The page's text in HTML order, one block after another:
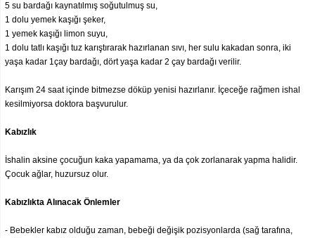
5 su bardağı kaynatılmış soğutulmuş su,
1 dolu yemek kaşığı şeker,
1 yemek kaşığı limon suyu,
1 dolu tatlı kaşığı tuz karıştırarak hazırlanan sıvı, her sulu kakadan sonra, iki
yaşa kadar 1çay bardağı, dört yaşa kadar 2 çay bardağı verilir.
Karışım 24 saat içinde bitmezse döküp yenisi hazırlanır. İçeceğe rağmen ishal
kesilmiyorsa doktora başvurulur.
Kabızlık
İshalin aksine çocuğun kaka yapamama, ya da çok zorlanarak yapma halidir.
Çocuk ağlar, huzursuz olur.
Kabızlıkta Alınacak Önlemler
- Bebekler kabız olduğu zaman, bebeği değişik pozisyonlarda (sağ tarafına,